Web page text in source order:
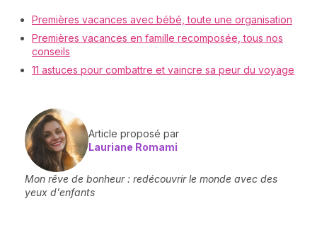
Premières vacances avec bébé, toute une organisation
Premières vacances en famille recomposée, tous nos
conseils
11 astuces pour combattre et vaincre sa peur du voyage
Article proposé par
Lauriane Romami
Mon rêve de bonheur : redécouvrir le monde avec des
yeux d'enfants